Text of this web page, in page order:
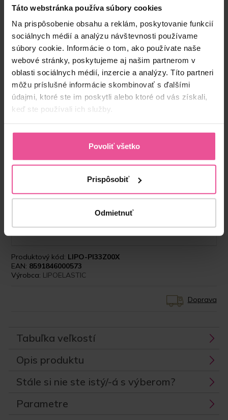
Táto webstránka používa súbory cookies
Na prispôsobenie obsahu a reklám, poskytovanie funkcií
sociálnych médií a analýzu návštevnosti používame
súbory cookie. Informácie o tom, ako používate naše
webové stránky, poskytujeme aj našim partnerom v
oblasti sociálnych médií, inzercie a analýzy. Títo partneri
môžu príslušné informácie skombinovať s ďalšími
údajmi, ktoré ste im poskytli alebo ktoré od vás získali,
keď ste používali ich služby.
Povoliť všetko
Prispôsobiť
Odmietnuť
- Vložiť do košíka
nenahraditeľnou súčasťou liečebného režimu.
Dôraz na kvalitu spracovania prádla je pod
drobnohľadom, pretože klienti v pooperačnej
bielizni trávia dni a týždne. Keď sa povie
ktorej kvalita je overená desaťtisícmi klientov a
desiatkami chirurgov. Značka na ktorej kvalitu sa
ďalším kolegom.”
Produktový kód: LIPO-PI33Z00X
EAN: 8591846000573
Výrobca: LIPOELASTIC
Doprava
Tabuľka veľkostí
Opis produktu
Stále si nie ste istý/-á s výberom?
Parametre